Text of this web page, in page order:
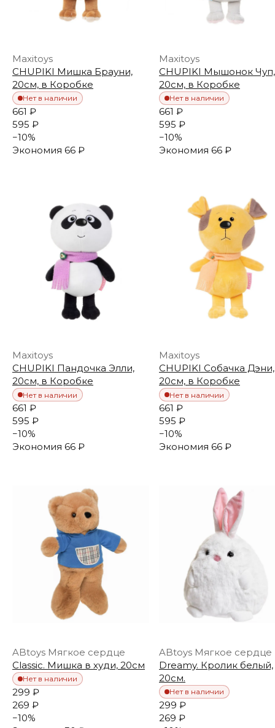
Maxitoys
CHUPIKI Мишка Брауни,
20см, в Коробке
Нет в наличии
661 ₽
595 ₽
−10%
Экономия 66 ₽
Maxitoys
CHUPIKI Мышонок Чуп,
20см, в Коробке
Нет в наличии
661 ₽
595 ₽
−10%
Экономия 66 ₽
Maxitoys
CHUPIKI Пандочка Элли,
20см, в Коробке
Нет в наличии
661 ₽
595 ₽
−10%
Экономия 66 ₽
Maxitoys
CHUPIKI Собачка Дэни,
20см, в Коробке
Нет в наличии
661 ₽
595 ₽
−10%
Экономия 66 ₽
ABtoys Мягкое сердце
Classic. Мишка в худи, 20см
Нет в наличии
299 ₽
269 ₽
−10%
ABtoys Мягкое сердце
Dreamy. Кролик белый,
20см.
Нет в наличии
299 ₽
269 ₽